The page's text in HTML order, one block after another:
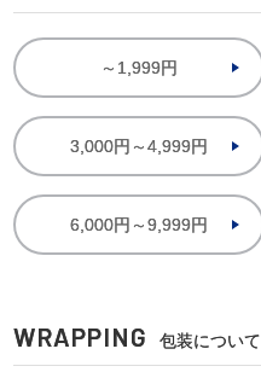
～1,999円
3,000円～4,999円
6,000円～9,999円
WRAPPING 包装について